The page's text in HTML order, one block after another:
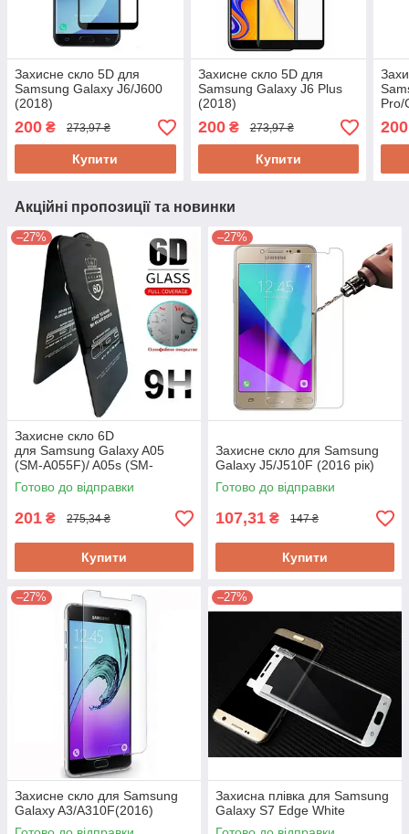
Захисне скло 5D для
Samsung Galaxy J6/J600
(2018)
200 ₴ 273,97 ₴
Купити
Захисне скло 5D для
Samsung Galaxy J6 Plus
(2018)
200₴ 273,97 ₴
Купити
Pro/
200
Акційні пропозиції та новинки
–27%
Захисне скло 6D
для Samsung Galaxy A05
(SM-A055F)/ A05s (SM-
A057G)/ M14 (SM-M146)
Готово до відправки
201 ₴ 275,34 ₴
Купити
–27%
Захисне скло для Samsung
Galaxy J5/J510F (2016 рік)
Готово до відправки
107,31 ₴ 147 ₴
Купити
–27%
Захисне скло для Samsung
Galaxy A3/A310F(2016)
–27%
Захисна плівка для Samsung
Galaxy S7 Edge White